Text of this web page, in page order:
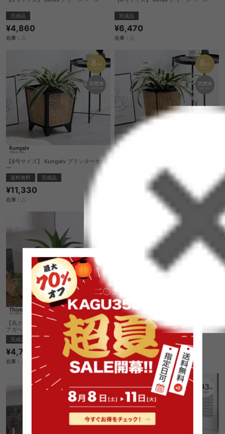
完成品
¥4,860
在庫：△
完成品
¥6,470
在庫：△
【8号サイズ】 Kungalv プランターカバ
ー
送料無料 完成品
¥11,330
在庫：△
完成品
【高さ40cm】Thisted フェイクグリーン
アガベ セメントポット
完成品
¥4,730
在庫：△
【高さ36cm】Ordrup フェイクグリーン
ヤシ セラミックポット
完成品
¥3,180
在庫：〇